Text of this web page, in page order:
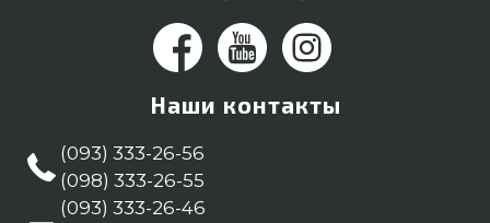
Наши контакты
(093) 333-26-56
(098) 333-26-55
(093) 333-26-46